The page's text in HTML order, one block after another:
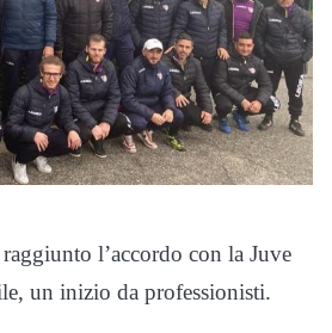
l’accordo con la Juve
un inizio da professionisti.